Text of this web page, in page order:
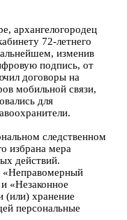
архангелогородец
72-летнего
изменив
подпись, от
договоры на
мобильной связи,
для
следственном
избрана мера
действий.
«Неправомерный
«Незаконное
(или) хранение
персональные